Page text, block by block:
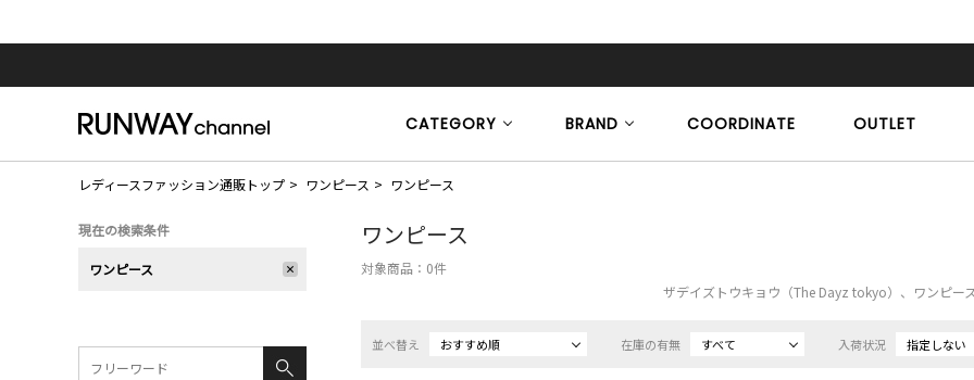
CATEGORY BRAND COORDINATE OUTLET
レディースファッション通販トップ ワンピース ワンピース
ワンピース
対象商品： 0件
ザデイズトウキョウ（The Dayz tokyo）、ワンピー
並べ替え おすすめ順 在庫の有無 すべて 入荷状況 指定しない
現在の検索条件
ワンピース